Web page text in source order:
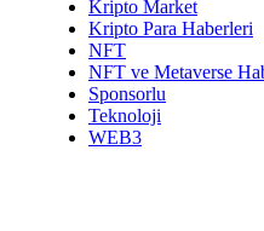
Kripto Market
Kripto Para Haberleri
NFT
NFT ve Metaverse
Sponsorlu
Teknoloji
WEB3